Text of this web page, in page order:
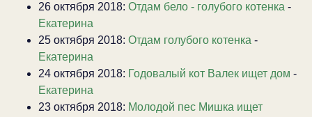
26 октября 2018: Отдам бело - голубого котенка -
Екатерина
25 октября 2018: Отдам голубого котенка -
Екатерина
24 октября 2018: Годовалый кот Валек ищет дом -
Екатерина
23 октября 2018: Молодой пес Мишка ищет